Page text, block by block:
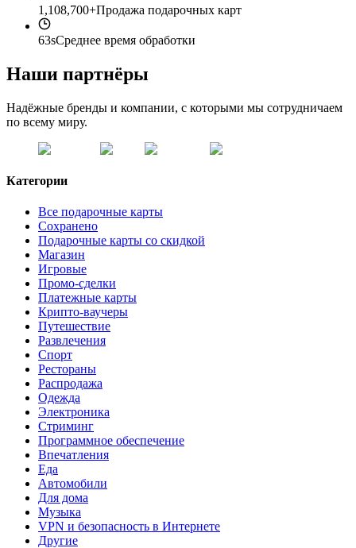
1,108,700+Продажа подарочных карт
63sСреднее время обработки
Наши партнёры
Надёжные бренды и компании, с которыми мы сотрудничаем
по всему миру.
Категории
Все подарочные карты
Сохранено
Подарочные карты со скидкой
Магазин
Игровые
Промо-сделки
Платежные карты
Крипто-ваучеры
Путешествие
Развлечения
Спорт
Рестораны
Распродажа
Одежда
Электроника
Стриминг
Программное обеспечение
Впечатления
Еда
Автомобили
Для дома
Музыка
VPN и безопасность в Интернете
Другие